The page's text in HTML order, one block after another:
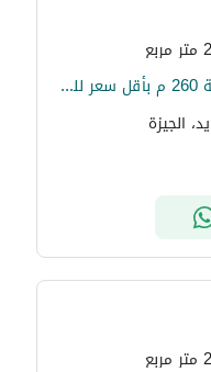
دوبلكس علوي للايجار بسعر خيالي مساحة 260 م بأقل سعر للمتر elshiekh zayed كومبوند بيفرلي هيلز Beverly Hills ويست تاون سوديك
الجيزة